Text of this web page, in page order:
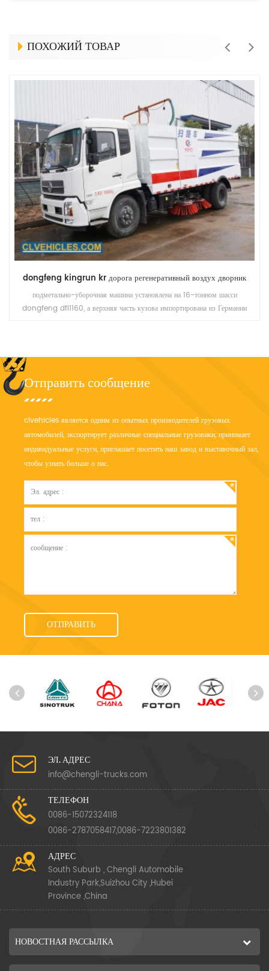
ПОХОЖИЙ ТОВАР
dongfeng kingrun kr дорога регенеративный воздух дворник
подметально-уборочная машина установлена ​​на 16-тонном шасси
dongfeng dfl1160, а верхняя часть кузова импортирована из Германии
Отправить сообщение
clvehicles является одним из опытных производителей грузовых
автомобилей, экспортирует различные специальные грузовики, принимает
индивидуальные услуги, приглашает посетить наш завод и выставочный зал,
чтобы узнать больше о нас.
ЭЛ. АДРЕС
info@chengli-trucks.com
ТЕЛЕФОН
0086-15072324118
0086-2787058417,0086-7223801382
АДРЕС
South Suburb , Chengli Automobile
Industry Park,Suizhou City ,Hubei
Province ,China
НОВОСТНАЯ РАССЫЛКА